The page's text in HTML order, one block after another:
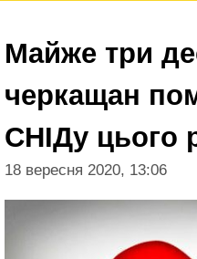
Майже три
черкащан
СНІДу цього
18 вересня 2020, 13:06